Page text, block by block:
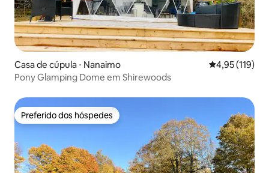
Casa de cúpula ⋅ Nanaimo 4,95 de uma
4,95 (119)
Pony Glamping Dome em Shirewoods
Preferido dos hóspedes
Preferido dos hóspedes